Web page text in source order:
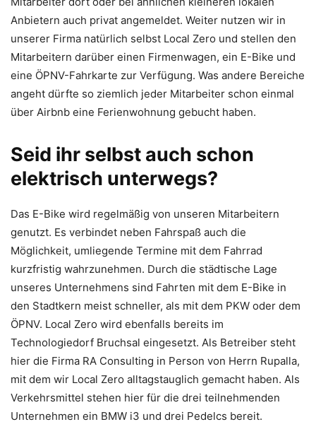
Anbietern auch privat angemeldet. Weiter nutzen wir in
unserer Firma natürlich selbst Local Zero und stellen den
Mitarbeitern darüber einen Firmenwagen, ein E-Bike und
eine ÖPNV-Fahrkarte zur Verfügung. Was andere Bereiche
angeht dürfte so ziemlich jeder Mitarbeiter schon einmal
über Airbnb eine Ferienwohnung gebucht haben.
Seid ihr selbst auch schon
elektrisch unterwegs?
Das E-Bike wird regelmäßig von unseren Mitarbeitern
genutzt. Es verbindet neben Fahrspaß auch die
Möglichkeit, umliegende Termine mit dem Fahrrad
kurzfristig wahrzunehmen. Durch die städtische Lage
unseres Unternehmens sind Fahrten mit dem E-Bike in
den Stadtkern meist schneller, als mit dem PKW oder dem
ÖPNV. Local Zero wird ebenfalls bereits im
Technologiedorf Bruchsal eingesetzt. Als Betreiber steht
hier die Firma RA Consulting in Person von Herrn Rupalla,
mit dem wir Local Zero alltagstauglich gemacht haben. Als
Verkehrsmittel stehen hier für die drei teilnehmenden
Unternehmen ein BMW i3 und drei Pedelcs bereit.